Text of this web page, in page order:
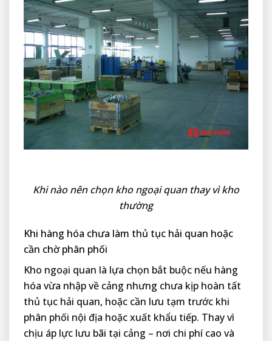
Khi nào nên chọn kho ngoại quan thay vì kho
thường
Khi hàng hóa chưa làm thủ tục hải quan hoặc
cần chờ phân phối
Kho ngoại quan là lựa chọn bắt buộc nếu hàng
hóa vừa nhập về cảng nhưng chưa kịp hoàn tất
thủ tục hải quan, hoặc cần lưu tạm trước khi
phân phối nội địa hoặc xuất khẩu tiếp. Thay vì
chịu áp lực lưu bãi tại cảng – nơi chi phí cao và